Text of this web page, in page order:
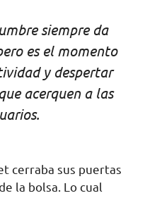
siempre da
es el momento
y despertar
acerquen a las
cerraba sus puertas
la bolsa. Lo cual